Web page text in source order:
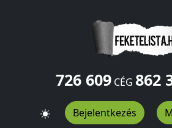
726 609CÉG 862
Bejelentkezés